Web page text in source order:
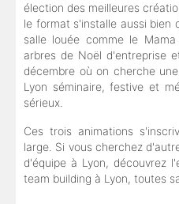
élection des meilleures
le format s'installe aussi bien
salle louée comme le
arbres de Noël d'entreprise
décembre où on cherche
Lyon séminaire, festive et
sérieux.
Ces trois animations
large. Si vous cherchez
d'équipe à Lyon, découvrez
team building à Lyon, toutes